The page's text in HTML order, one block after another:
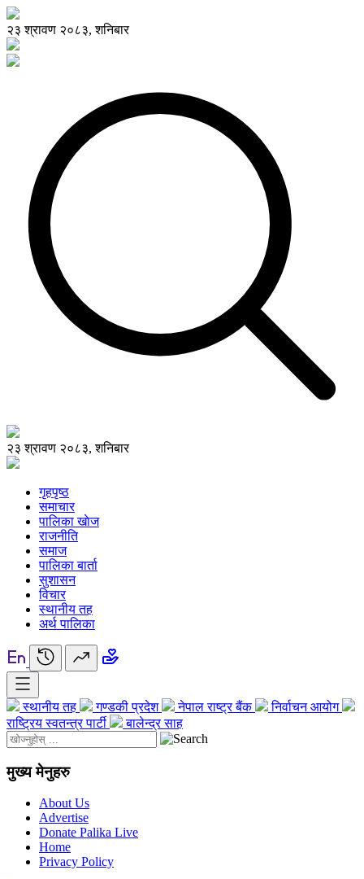
२३ श्रावण २०८३, शनिबार
२३ श्रावण २०८३, शनिबार
गृहपृष्ठ
समाचार
पालिका खाेज
राजनीति
समाज
पालिका बार्ता
सुशासन
विचार
स्थानीय तह
अर्थ पालिका
स्थानीय तह गण्डकी प्रदेश नेपाल राष्ट्र बैंक
निर्वाचन आयोग
राष्ट्रिय स्वतन्त्र पार्टी
बालेन्द्र साह
मुख्य मेनुहरु
About Us
Advertise
Donate Palika Live
Home
Privacy Policy